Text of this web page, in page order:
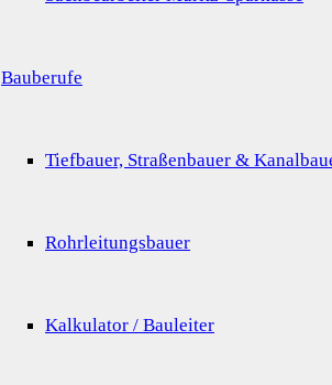
Bauberufe
Tiefbauer, Straßenbauer &
Rohrleitungsbauer
Kalkulator / Bauleiter